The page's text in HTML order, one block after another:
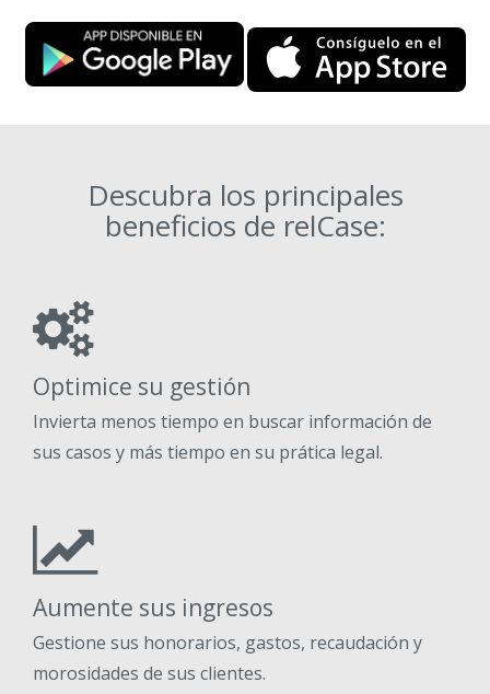
Descubra los principales
beneficios de relCase:
Optimice su gestión
Invierta menos tiempo en buscar información de
sus casos y más tiempo en su prática legal.
Aumente sus ingresos
Gestione sus honorarios, gastos, recaudación y
morosidades de sus clientes.